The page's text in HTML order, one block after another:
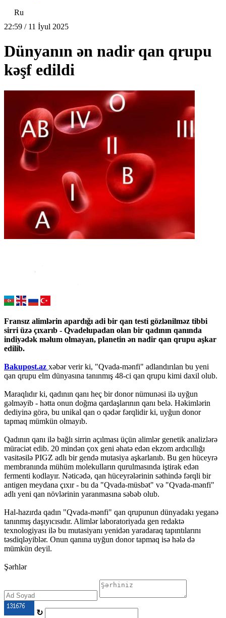
Ru
22:59 / 11 İyul 2025
Dünyanın ən nadir qan qrupu
kəşf edildi
Fransız alimlərin apardığı adi bir qan testi gözlənilməz tibbi
sirri üzə çıxarıb - Qvadelupadan olan bir qadının qanında
indiyədək məlum olmayan, planetin ən nadir qan qrupu aşkar
edilib.
Bakupost.az xəbər verir ki, "Qvada-mənfi" adlandırılan bu yeni
qan qrupu elm dünyasına tanınmış 48-ci qan qrupu kimi daxil olub.
Maraqlıdır ki, qadının qanı heç bir donor nümunəsi ilə uyğun
gəlməyib - hətta onun doğma qardaşlarının qanı belə. Həkimlərin
dediyinə görə, bu unikal qan o qədər fərqlidir ki, uyğun donor
tapmaq mümkün olmayıb.
Qadının qanı ilə bağlı sirrin açılması üçün alimlər genetik analizlərə
müraciət edib. 20 mindən çox geni əhatə edən ekzom ardıcıllığı
vasitəsilə PIGZ adlı bir gendə mutasiya aşkarlanıb. Bu gen hüceyrə
membranında mühüm molekulların qurulmasında iştirak edən
fermenti kodlayır. Nəticədə, qan hüceyrələrinin səthində fərqli bir
antigen meydana çıxır - bu da "Qvada-müsbət" və "Qvada-mənfi"
adlı yeni qan növlərinin yaranmasına səbəb olub.
Hal-hazırda qadın "Qvada-mənfi" qan qrupunun dünyadakı yeganə
tanınmış daşıyıcısıdır. Alimlər laboratoriyada gen redaktə
texnologiyası ilə bu mutasiyanı yenidən yaradaraq tapıntılarını
təsdiqləyiblər. Onun qanına uyğun donor tapmaq isə hələ də
mümkün deyil.
Şərhlər
↻